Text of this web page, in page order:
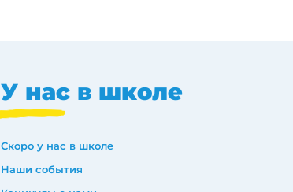
У нас в школе
Скоро у нас в школе
Наши события